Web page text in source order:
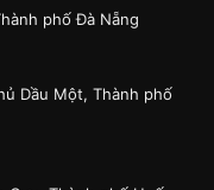
phố Đà Nẵng
Dầu Một, Thành phố